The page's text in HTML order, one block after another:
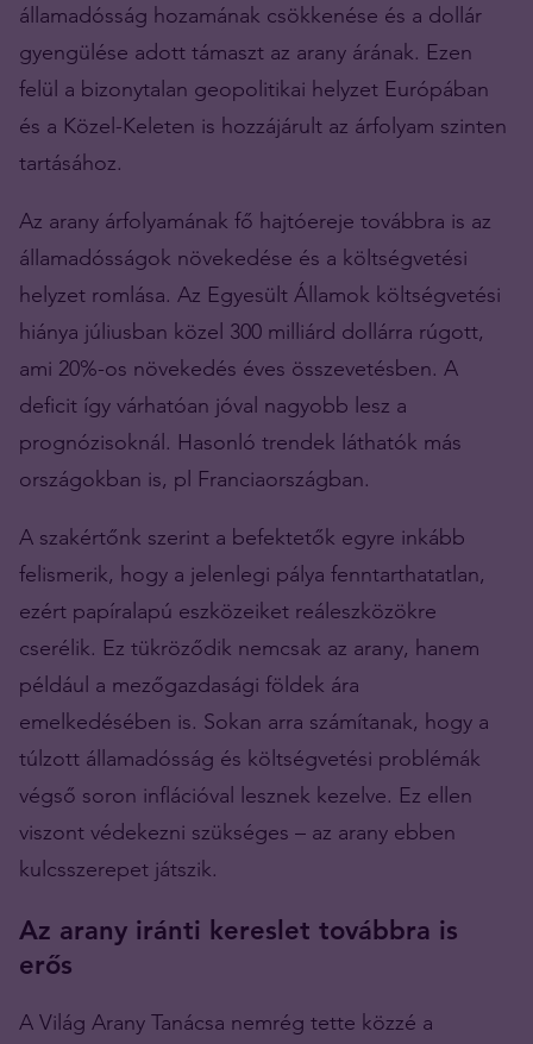
államadósság hozamának csökkenése és a dollár
gyengülése adott támaszt az arany árának. Ezen
felül a bizonytalan geopolitikai helyzet Európában
és a Közel-Keleten is hozzájárult az árfolyam szinten
tartásához.
Az arany árfolyamának fő hajtóereje továbbra is az
államadósságok növekedése és a költségvetési
helyzet romlása. Az Egyesült Államok költségvetési
hiánya júliusban közel 300 milliárd dollárra rúgott,
ami 20%-os növekedés éves összevetésben. A
deficit így várhatóan jóval nagyobb lesz a
prognózisoknál. Hasonló trendek láthatók más
országokban is, pl Franciaországban.
A szakértőnk szerint a befektetők egyre inkább
felismerik, hogy a jelenlegi pálya fenntarthatatlan,
ezért papíralapú eszközeiket reáleszközökre
cserélik. Ez tükröződik nemcsak az arany, hanem
például a mezőgazdasági földek ára
emelkedésében is. Sokan arra számítanak, hogy a
túlzott államadósság és költségvetési problémák
végső soron inflációval lesznek kezelve. Ez ellen
viszont védekezni szükséges – az arany ebben
kulcsszerepet játszik.
Az arany iránti kereslet továbbra is
erős
A Világ Arany Tanácsa nemrég tette közzé a